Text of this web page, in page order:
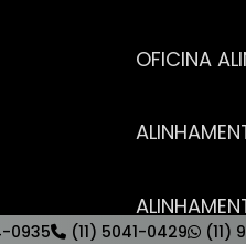
OFICINA
0935 (11) 5041-0429 (11)